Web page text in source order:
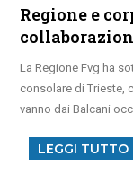
Regione e
La Regione Fvg ha
consolare di Trieste,
vanno dai Balcani
LEGGI TUTTO